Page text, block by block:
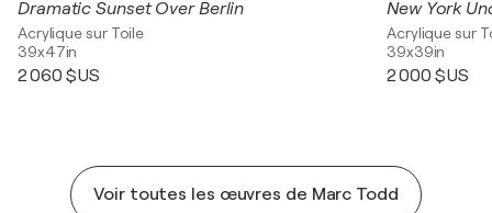
Dramatic Sunset Over Berlin
Acrylique sur Toile
39x47in
2 060 $US
New York
Acrylique sur
39x39in
2 000 $US
Voir toutes les œuvres de Marc Todd